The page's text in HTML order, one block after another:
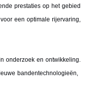
prestaties op het gebied
een optimale rijervaring,
onderzoek en ontwikkeling.
bandentechnologieën,